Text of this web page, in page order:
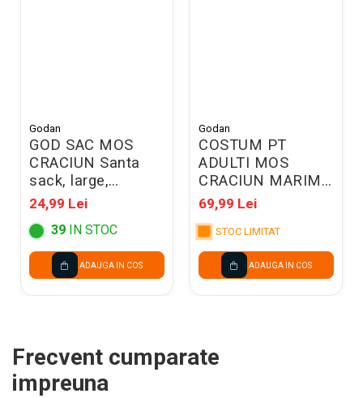
Godan
GOD SAC MOS
CRACIUN Santa
sack, large,
70*100cm NW-
WORE
24,99 Lei
39 IN STOC
ADAUGA IN COS
Godan
COSTUM PT
ADULTI MOS
CRACIUN MARIME
UNICA ROSU NW-
SDMI
69,99 Lei
STOC LIMITAT
ADAUGA IN COS
Frecvent cumparate
impreuna